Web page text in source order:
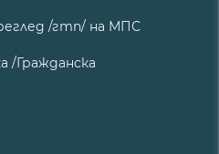
/гтп/ на МПС
/Гражданска